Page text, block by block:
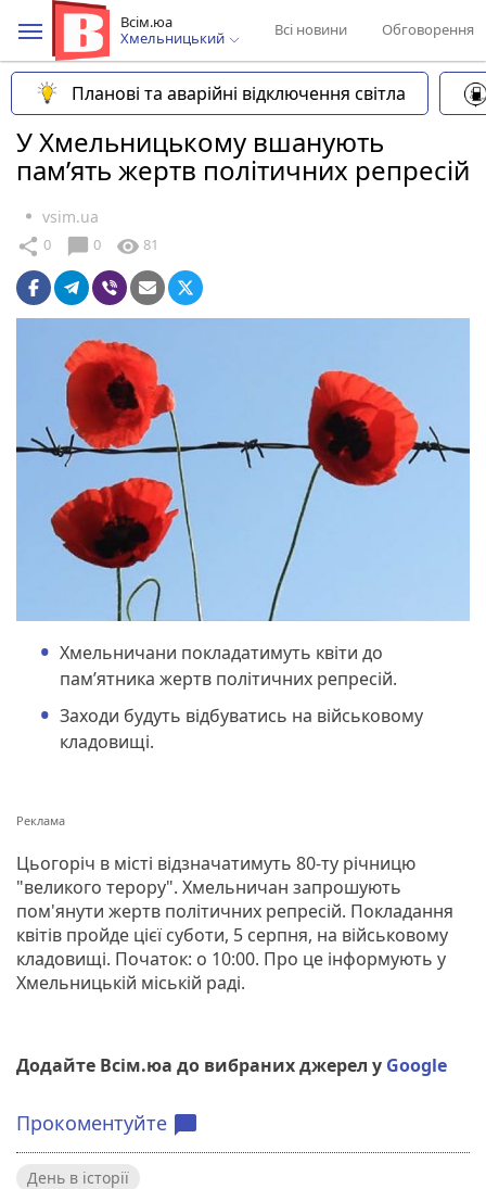
Всім.юа
Хмельницький
Всі новини Обговорення
Планові та аварійні відключення світла
У Хмельницькому вшанують
пам’ять жертв політичних репресій
vsim.ua
share 0 chat_bubble 0 visibility 81
Хмельничани покладатимуть квіти до
пам’ятника жертв політичних репресій.
Заходи будуть відбуватись на військовому
кладовищі.
Цьогоріч в місті відзначатимуть 80-ту річницю
"великого терору". Хмельничан запрошують
пом'янути жертв політичних репресій. Покладання
квітів пройде цієї суботи, 5 серпня, на військовому
кладовищі. Початок: о 10:00. Про це інформують у
Хмельницькій міській раді.
Додайте Всім.юа до вибраних джерел у Google
Прокоментуйте chat_bubble
День в історії